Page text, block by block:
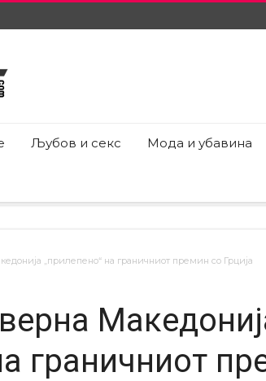
Љубов и секс Мода и убавина
„прилепено“ на граничниот премин со Грција
граничниот